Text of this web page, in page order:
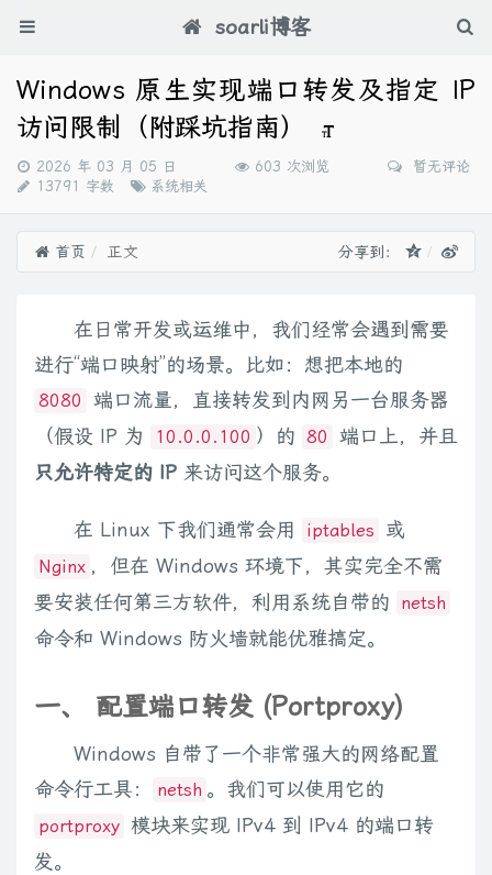
soarli博客
Windows 原生实现端口转发及指定 IP
访问限制（附踩坑指南）
发
布
2026 年 03 月 05 日 603 次浏览
暂无评论
13791 字数
分
系统相关
首页 正文 分享到：
在日常开发或运维中，我们经常会遇到需要
进行“端口映射”的场景。比如：想把本地的
8080
端口流量，直接转发到内网另一台服务器
（假设 IP 为
10.0.0.100 ）的 80
端口上，并且
只允许特定的 IP 来访问这个服务。
在 Linux 下我们通常会用 iptables 或
Nginx ，但在 Windows 环境下，其实完全不需
要安装任何第三方软件，利用系统自带的
netsh
命令和 Windows 防火墙就能优雅搞定。
一、 配置端口转发 (Portproxy)
Windows 自带了一个非常强大的网络配置
命令行工具：
netsh 。我们可以使用它的
portproxy 模块来实现 IPv4 到 IPv4 的端口转
发。